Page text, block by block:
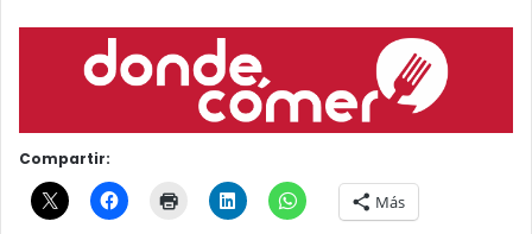
Compartir:
Más